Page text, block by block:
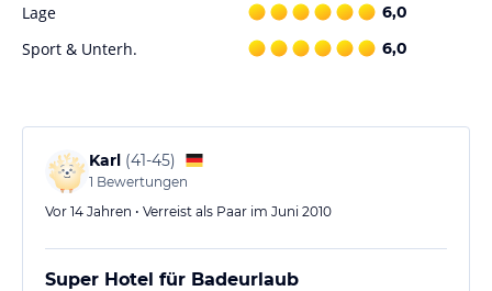
Lage 6,0
Sport & Unterh. 6,0
Karl (41-45)
1 Bewertungen
Vor 14 Jahren • Verreist als Paar im Juni 2010
Super Hotel für Badeurlaub